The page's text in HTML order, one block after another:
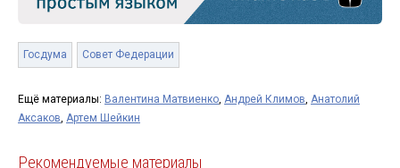
Госдума Совет Федерации
Ещё материалы: Валентина Матвиенко, Андрей Климов, Анатолий
Аксаков, Артем Шейкин
Рекомендуемые материалы